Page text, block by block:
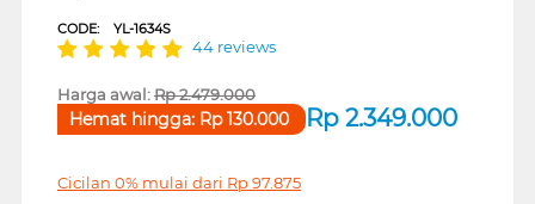
CODE: YL-1634S
44 reviews
Harga awal:Rp2.479.000
Rp 2.349.000
Hemat hingga: Rp130.000
Cicilan 0% mulai dari Rp97.875